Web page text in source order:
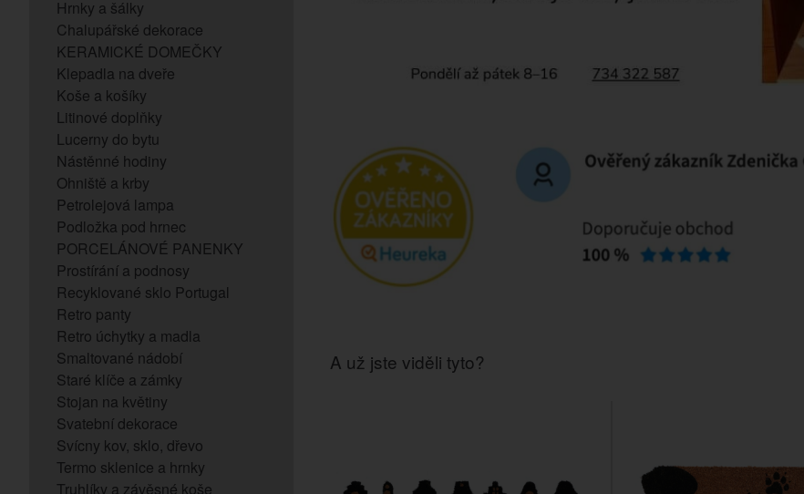
Hrnky a šálky
Chalupářské dekorace
KERAMICKÉ DOMEČKY
Klepadla na dveře
Koše a košíky
Litinové doplňky
Lucerny do bytu
Nástěnné hodiny
Ohniště a krby
Petrolejová lampa
Podložka pod hrnec
PORCELÁNOVÉ PANENKY
Prostírání a podnosy
Recyklované sklo Portugal
Retro panty
Retro úchytky a madla
Smaltované nádobí
Staré klíče a zámky
Stojan na květiny
Svatební dekorace
Svícny kov, sklo, dřevo
Termo sklenice a hrnky
Truhlíky a závěsné koše
A už jste viděli tyto?